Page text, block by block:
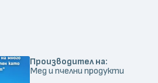
Производител на:
Мед и пчелни продукти